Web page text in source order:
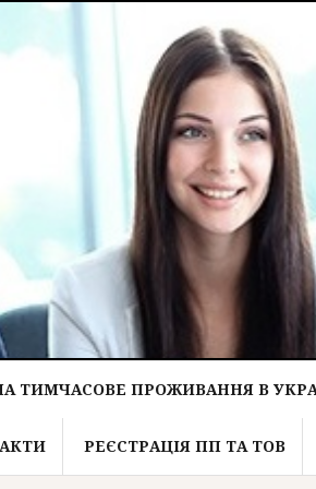
ТИМЧАСОВЕ ПРОЖИВАННЯ В
РЕЄСТРАЦІЯ ПП ТА ТОВ